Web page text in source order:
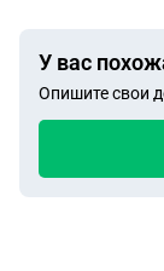
У вас
Опишите свои